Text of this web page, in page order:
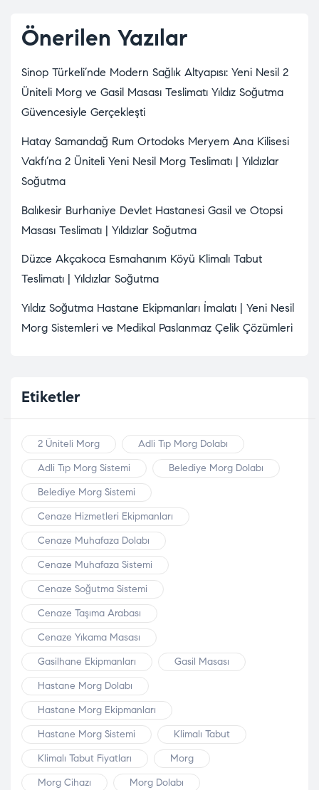
Önerilen Yazılar
Sinop Türkeli’nde Modern Sağlık Altyapısı: Yeni Nesil 2
Üniteli Morg ve Gasil Masası Teslimatı Yıldız Soğutma
Güvencesiyle Gerçekleşti
Hatay Samandağ Rum Ortodoks Meryem Ana Kilisesi
Vakfı’na 2 Üniteli Yeni Nesil Morg Teslimatı | Yıldızlar
Soğutma
Balıkesir Burhaniye Devlet Hastanesi Gasil ve Otopsi
Masası Teslimatı | Yıldızlar Soğutma
Düzce Akçakoca Esmahanım Köyü Klimalı Tabut
Teslimatı | Yıldızlar Soğutma
Yıldız Soğutma Hastane Ekipmanları İmalatı | Yeni Nesil
Morg Sistemleri ve Medikal Paslanmaz Çelik Çözümleri
Etiketler
2 Üniteli Morg
Adli Tıp Morg Dolabı
Adli Tıp Morg Sistemi
Belediye Morg Dolabı
Belediye Morg Sistemi
Cenaze Hizmetleri Ekipmanları
Cenaze Muhafaza Dolabı
Cenaze Muhafaza Sistemi
Cenaze Soğutma Sistemi
Cenaze Taşıma Arabası
Cenaze Yıkama Masası
Gasilhane Ekipmanları
Gasil Masası
Hastane Morg Dolabı
Hastane Morg Ekipmanları
Hastane Morg Sistemi
Klimalı Tabut
Klimalı Tabut Fiyatları
Morg
Morg Cihazı
Morg Dolabı